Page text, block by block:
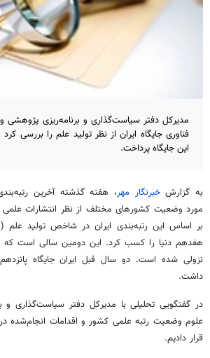
مدیرکل دفتر سیاست‌گذاری و برنامه‌ریزی پژوهشی
فناوری جایگاه ایران از نظر تولید علم را بررسی
این جایگاه پرداخت.
به گزارشخبرنگار مهر
بر اساس این رتبه‌بندی ایران در شاخص تولید علم
هفدهم دنیا را کسب کرد. این دومین سالی است
نزولی شده است. دو سال قبل ایران جایگاه پانزدهم
داشت.
در گفتگویی تحلیلی با مدیرکل دفتر سیاست‌گذاری و
علوم وضعیت رتبه علمی کشور و اقدامات انجام‌شده
قرار دادیم.